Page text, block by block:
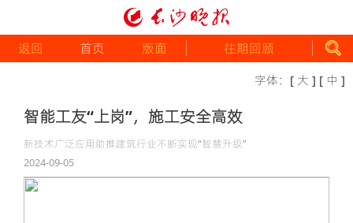
返回 首页 版面 往期回顾
字体： [ 大 ] [ 中 ]
智能工友“上岗”，施工安全高效
新技术广泛应用助推建筑行业不断实现“智慧升级”
2024-09-05